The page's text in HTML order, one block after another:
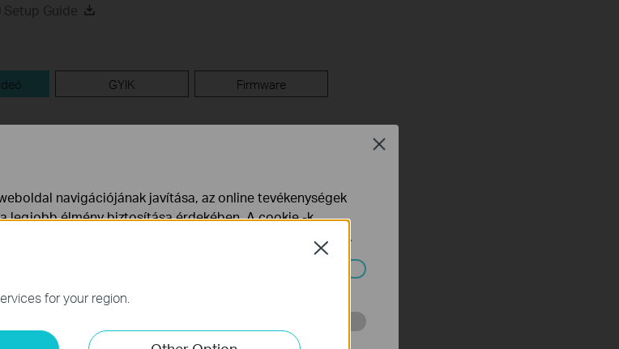
Guide
GYIK Firmware
for your region.
Close
navigációjának javítása, az online tevékenységek
legjobb élmény biztosítása érdekében. A cookie -k
További információt az
talál.
szükségesek, és nem tilthatók le a rendszereiben.
hogy elemezzük weboldalunkon végzett
Close